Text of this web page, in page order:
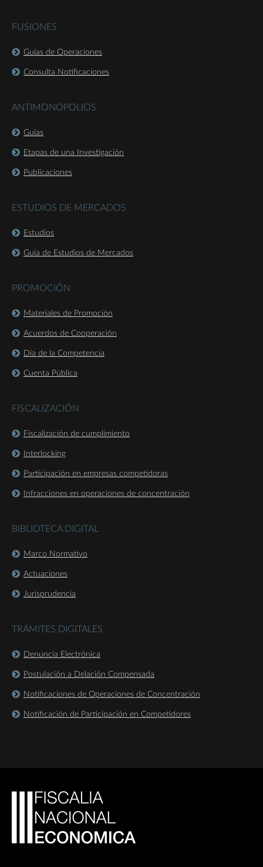
FUSIONES
Guías de Operaciones
Consulta Notificaciones
ANTIMONOPOLIOS
Guías
Etapas de una Investigación
Publicaciones
ESTUDIOS DE MERCADOS
Estudios
Guía de Estudios de Mercados
PROMOCIÓN
Materiales de Promoción
Acuerdos de Cooperación
Día de la Competencia
Cuenta Pública
FISCALIZACIÓN
Fiscalización de cumplimiento
Interlocking
Participación en empresas competidoras
Infracciones en operaciones de concentración
BIBLIOTECA DIGITAL
Marco Normativo
Actuaciones
Jurisprudencia
TRÁMITES DIGITALES
Denuncia Electrónica
Postulación a Delación Compensada
Notificaciones de Operaciones de Concentración
Notificación de Participación en Competidores